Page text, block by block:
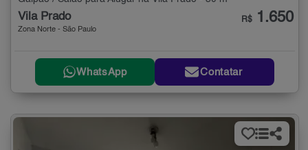
Vila Prado
Zona Norte - São Paulo
R$ 1.650
WhatsApp Contatar